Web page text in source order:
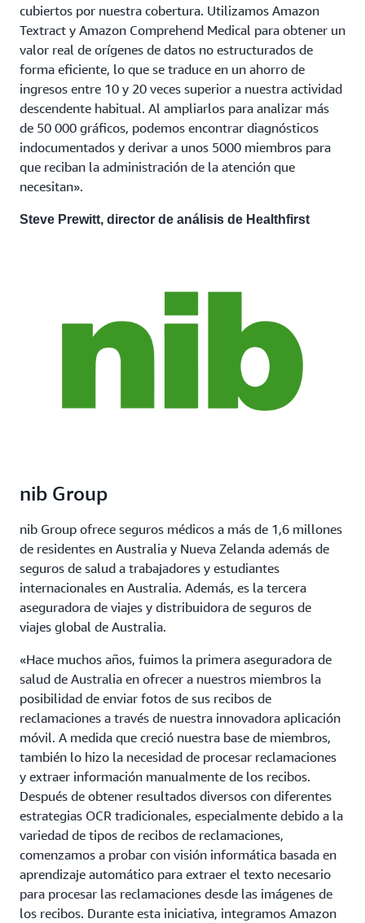
cubiertos por nuestra cobertura. Utilizamos Amazon
Textract y Amazon Comprehend Medical para obtener un
valor real de orígenes de datos no estructurados de
forma eficiente, lo que se traduce en un ahorro de
ingresos entre 10 y 20 veces superior a nuestra actividad
descendente habitual. Al ampliarlos para analizar más
de 50 000 gráficos, podemos encontrar diagnósticos
indocumentados y derivar a unos 5000 miembros para
que reciban la administración de la atención que
necesitan».
Steve Prewitt, director de análisis de Healthfirst
nib Group
nib Group ofrece seguros médicos a más de 1,6 millones
de residentes en Australia y Nueva Zelanda además de
seguros de salud a trabajadores y estudiantes
internacionales en Australia. Además, es la tercera
aseguradora de viajes y distribuidora de seguros de
viajes global de Australia.
«Hace muchos años, fuimos la primera aseguradora de
salud de Australia en ofrecer a nuestros miembros la
posibilidad de enviar fotos de sus recibos de
reclamaciones a través de nuestra innovadora aplicación
móvil. A medida que creció nuestra base de miembros,
también lo hizo la necesidad de procesar reclamaciones
y extraer información manualmente de los recibos.
Después de obtener resultados diversos con diferentes
estrategias OCR tradicionales, especialmente debido a la
variedad de tipos de recibos de reclamaciones,
comenzamos a probar con visión informática basada en
aprendizaje automático para extraer el texto necesario
para procesar las reclamaciones desde las imágenes de
los recibos. Durante esta iniciativa, integramos Amazon